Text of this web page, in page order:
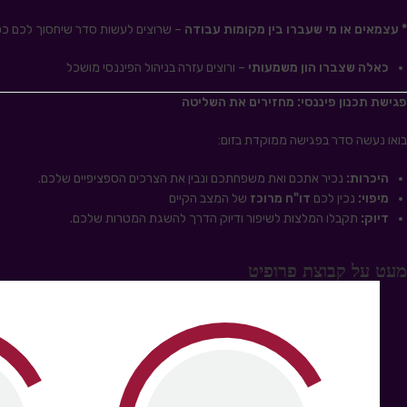
* עצמאים או מי שעברו בין מקומות עבודה – שרוצים לעשות סדר שיחסוך לכם
כאלה שצברו הון משמעותי – ורוצים עזרה בניהול הפיננסי מושכל
פגישת תכנון פיננסי: מחזירים את השליטה
בואו נעשה סדר בפגישה ממוקדת בזום:
היכרות: נכיר אתכם ואת משפחתכם ונבין את הצרכים הספציפיים שלכם.
מיפוי: נכין לכם דו"ח מרוכז של המצב הקיים
דיוק: תקבלו המלצות לשיפור ודיוק הדרך להשגת המטרות שלכם.
מעט על קבוצת פרופיט